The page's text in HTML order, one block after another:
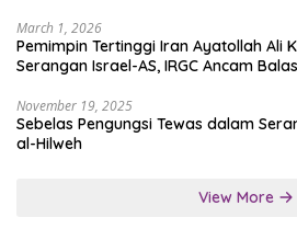
March 1, 2026
Pemimpin Tertinggi Iran Ayatollah Ali
Serangan Israel-AS, IRGC Ancam
November 19, 2025
Sebelas Pengungsi Tewas dalam
al-Hilweh
View More